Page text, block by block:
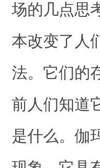
场的几点思
本改变了人
法。它们的
前人们知道
是什么。伽